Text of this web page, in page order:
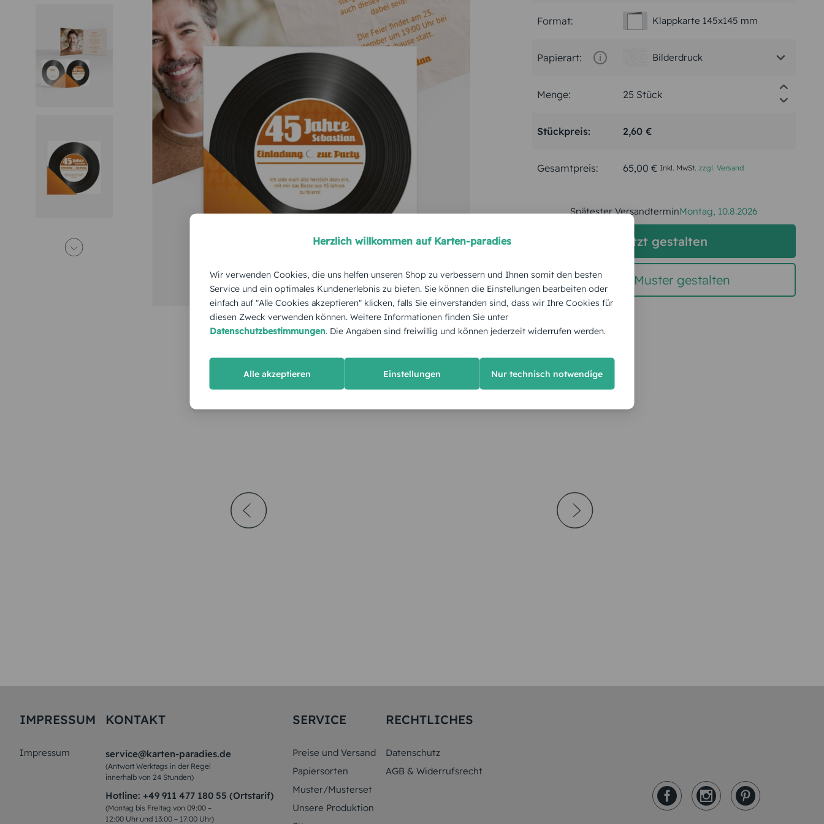
Format: Klappkarte 145x145 mm
Papierart: Bilderdruck
Menge:
Stückpreis: 2,60 €
Gesamtpreis: 65,00 € Inkl. MwSt. zzgl. Versand
Spätester VersandterminMontag, 10.8.2026
jetzt gestalten
gratis Muster gestalten
IMPRESSUM
Impressum
KONTAKT
service@karten-paradies.de
(Antwort Werktags in der Regel
innerhalb von 24 Stunden)
Hotline: +49 911 477 180 55 (Ortstarif)
(Montag bis Freitag von 09:00 –
12:00 Uhr und 13:00 – 17:00 Uhr)
SERVICE
Preise und Versand
Papiersorten
Muster/Musterset
Unsere Produktion
RECHTLICHES
Datenschutz
AGB & Widerrufsrecht
Herzlich willkommen auf Karten-paradies
Wir verwenden Cookies, die uns helfen unseren Shop zu verbessern und Ihnen somit den besten
Service und ein optimales Kundenerlebnis zu bieten. Sie können die Einstellungen bearbeiten oder
einfach auf "Alle Cookies akzeptieren" klicken, falls Sie einverstanden sind, dass wir Ihre Cookies für
diesen Zweck verwenden können. Weitere Informationen finden Sie unter
Datenschutzbestimmungen. Die Angaben sind freiwillig und können jederzeit widerrufen werden.
Alle akzeptieren Einstellungen Nur technisch notwendige